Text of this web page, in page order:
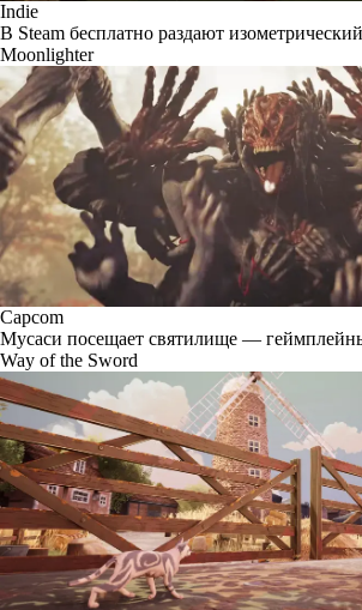
Indie
В Steam бесплатно раздают
Moonlighter
Capcom
Мусаси посещает святилище —
Way of the Sword